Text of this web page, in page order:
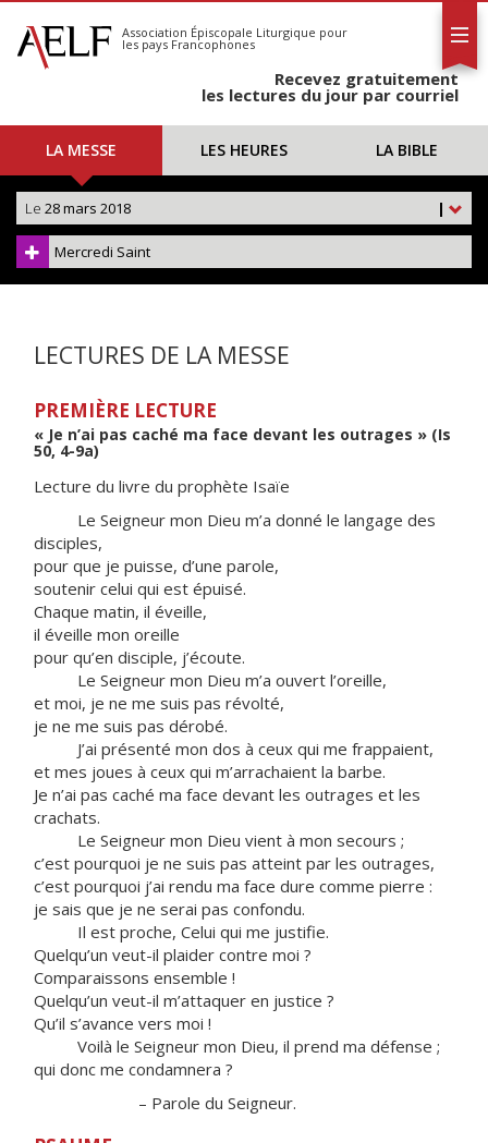
S'abonner
Calendrier
Association Épiscopale Liturgique pour
les pays Francophones
Recevez gratuitement
les lectures du jour par courriel
LA MESSE LES HEURES LA BIBLE
|
Le 28 mars 2018
Mercredi Saint
LECTURES DE LA MESSE
PREMIÈRE LECTURE
« Je n’ai pas caché ma face devant les outrages » (Is
50, 4-9a)
Lecture du livre du prophète Isaïe
Le Seigneur mon Dieu m’a donné le langage des
disciples,
pour que je puisse, d’une parole,
soutenir celui qui est épuisé.
Chaque matin, il éveille,
il éveille mon oreille
pour qu’en disciple, j’écoute.
Le Seigneur mon Dieu m’a ouvert l’oreille,
et moi, je ne me suis pas révolté,
je ne me suis pas dérobé.
J’ai présenté mon dos à ceux qui me frappaient,
et mes joues à ceux qui m’arrachaient la barbe.
Je n’ai pas caché ma face devant les outrages et les
crachats.
Le Seigneur mon Dieu vient à mon secours ;
c’est pourquoi je ne suis pas atteint par les outrages,
c’est pourquoi j’ai rendu ma face dure comme pierre :
je sais que je ne serai pas confondu.
Il est proche, Celui qui me justifie.
Quelqu’un veut-il plaider contre moi ?
Comparaissons ensemble !
Quelqu’un veut-il m’attaquer en justice ?
Qu’il s’avance vers moi !
Voilà le Seigneur mon Dieu, il prend ma défense ;
qui donc me condamnera ?
– Parole du Seigneur.